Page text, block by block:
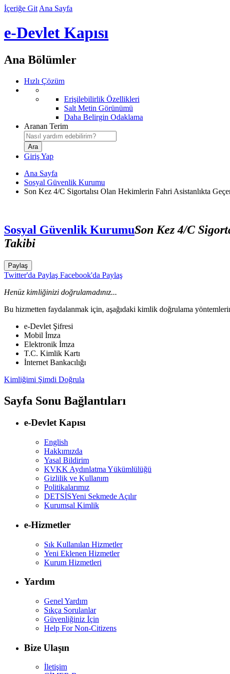
İçeriğe Git Ana Sayfa
e-Devlet Kapısı
Ana Bölümler
Hızlı Çözüm
Erişilebilirlik Özellikleri
Salt Metin Görünümü
Daha Belirgin Odaklama
Aranan Terim
Giriş Yap
Ana Sayfa
Sosyal Güvenlik Kurumu
Son Kez 4/C Sigortalısı Olan Hekimlerin Fahri Asistanlıkta
Sosyal Güvenlik KurumuSon Kez 4/C
Takibi
Paylaş
Twitter'da Paylaş Facebook'da Paylaş
Henüz kimliğinizi doğrulamadınız...
Bu hizmetten faydalanmak için, aşağıdaki kimlik doğrulama
e-Devlet Şifresi
Mobil İmza
Elektronik İmza
T.C. Kimlik Kartı
İnternet Bankacılığı
Kimliğimi Şimdi Doğrula
Sayfa Sonu Bağlantıları
e-Devlet Kapısı
English
Hakkımızda
Yasal Bildirim
KVKK Aydınlatma Yükümlülüğü
Gizlilik ve Kullanım
Politikalarımız
DETSİSYeni Sekmede Açılır
Kurumsal Kimlik
e-Hizmetler
Sık Kullanılan Hizmetler
Yeni Eklenen Hizmetler
Kurum Hizmetleri
Yardım
Genel Yardım
Sıkça Sorulanlar
Güvenliğiniz İçin
Help For Non-Citizens
Bize Ulaşın
İletişim